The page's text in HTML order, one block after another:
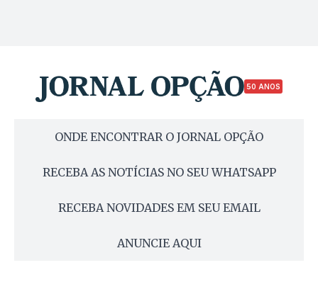
50 ANOS
ONDE ENCONTRAR O JORNAL OPÇÃO
RECEBA AS NOTÍCIAS NO SEU WHATSAPP
RECEBA NOVIDADES EM SEU EMAIL
ANUNCIE AQUI